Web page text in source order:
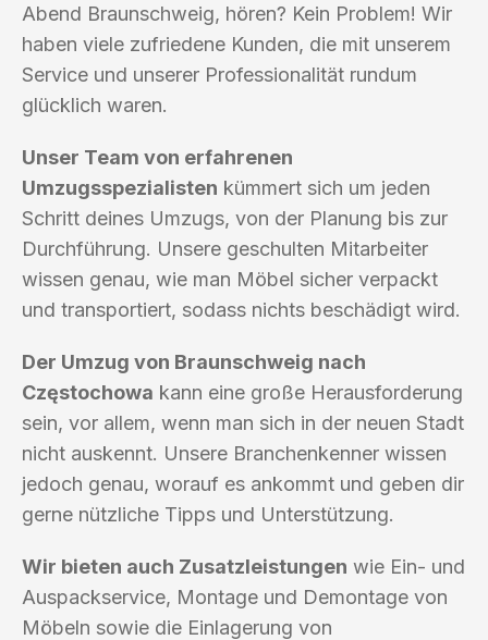
Abend Braunschweig, hören? Kein Problem! Wir
haben viele zufriedene Kunden, die mit unserem
Service und unserer Professionalität rundum
glücklich waren.
Unser Team von erfahrenen
Umzugsspezialisten kümmert sich um jeden
Schritt deines Umzugs, von der Planung bis zur
Durchführung. Unsere geschulten Mitarbeiter
wissen genau, wie man Möbel sicher verpackt
und transportiert, sodass nichts beschädigt wird.
Der Umzug von Braunschweig nach
Częstochowa kann eine große Herausforderung
sein, vor allem, wenn man sich in der neuen Stadt
nicht auskennt. Unsere Branchenkenner wissen
jedoch genau, worauf es ankommt und geben dir
gerne nützliche Tipps und Unterstützung.
Wir bieten auch Zusatzleistungen wie Ein- und
Auspackservice, Montage und Demontage von
Möbeln sowie die Einlagerung von